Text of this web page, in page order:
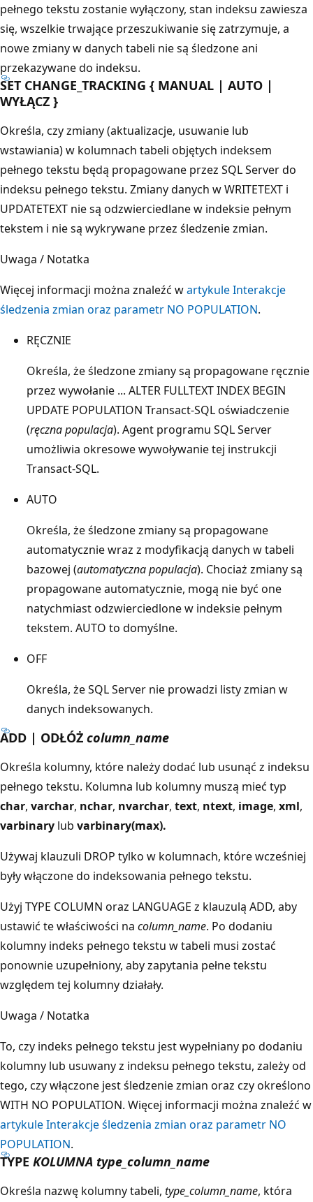
pełnego tekstu zostanie wyłączony, stan indeksu zawiesza
się, wszelkie trwające przeszukiwanie się zatrzymuje, a
nowe zmiany w danych tabeli nie są śledzone ani
przekazywane do indeksu.
SET CHANGE_TRACKING { MANUAL | AUTO |
WYŁĄCZ }
Określa, czy zmiany (aktualizacje, usuwanie lub
wstawiania) w kolumnach tabeli objętych indeksem
pełnego tekstu będą propagowane przez SQL Server do
indeksu pełnego tekstu. Zmiany danych w WRITETEXT i
UPDATETEXT nie są odzwierciedlane w indeksie pełnym
tekstem i nie są wykrywane przez śledzenie zmian.
Uwaga / Notatka
Więcej informacji można znaleźć wartykule Interakcje
śledzenia zmian oraz parametr NO POPULATION.
RĘCZNIE
Określa, że śledzone zmiany są propagowane ręcznie
przez wywołanie ... ALTER FULLTEXT INDEX BEGIN
UPDATE POPULATION Transact-SQL oświadczenie
(ręczna populacja). Agent programu SQL Server
umożliwia okresowe wywoływanie tej instrukcji
Transact-SQL.
AUTO
Określa, że śledzone zmiany są propagowane
automatycznie wraz z modyfikacją danych w tabeli
bazowej (automatyczna populacja). Chociaż zmiany są
propagowane automatycznie, mogą nie być one
natychmiast odzwierciedlone w indeksie pełnym
tekstem. AUTO to domyślne.
OFF
Określa, że SQL Server nie prowadzi listy zmian w
danych indeksowanych.
ADD | ODŁÓŻ column_name
Określa kolumny, które należy dodać lub usunąć z indeksu
pełnego tekstu. Kolumna lub kolumny muszą mieć typ
char, varchar, nchar, nvarchar, text, ntext, image, xml,
varbinary lub varbinary(max).
Używaj klauzuli DROP tylko w kolumnach, które wcześniej
były włączone do indeksowania pełnego tekstu.
Użyj TYPE COLUMN oraz LANGUAGE z klauzulą ADD, aby
ustawić te właściwości na column_name. Po dodaniu
kolumny indeks pełnego tekstu w tabeli musi zostać
ponownie uzupełniony, aby zapytania pełne tekstu
względem tej kolumny działały.
Uwaga / Notatka
To, czy indeks pełnego tekstu jest wypełniany po dodaniu
kolumny lub usuwany z indeksu pełnego tekstu, zależy od
tego, czy włączone jest śledzenie zmian oraz czy określono
WITH NO POPULATION. Więcej informacji można znaleźć w
artykule Interakcje śledzenia zmian oraz parametr NO
POPULATION.
TYPE KOLUMNA type_column_name
Określa nazwę kolumny tabeli, type_column_name, która